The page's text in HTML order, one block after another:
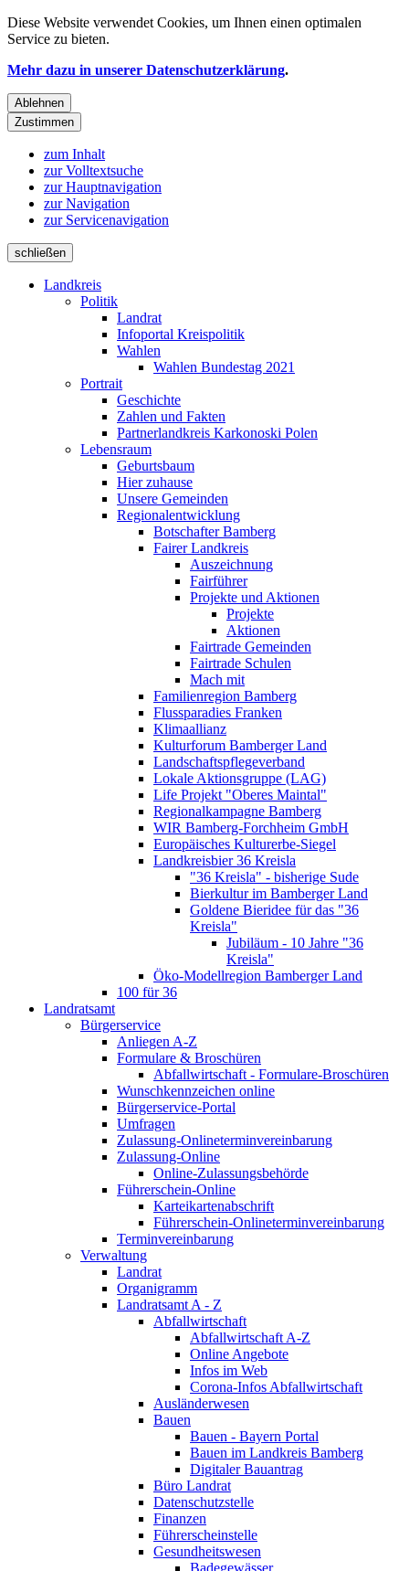
Diese Website verwendet Cookies, um Ihnen einen optimalen
Service zu bieten.
Mehr dazu in unserer Datenschutzerklärung.
Ablehnen
Zustimmen
zum Inhalt
zur Volltextsuche
zur Hauptnavigation
zur Navigation
zur Servicenavigation
schließen
Landkreis
Politik
Landrat
Infoportal Kreispolitik
Wahlen
Wahlen Bundestag 2021
Portrait
Geschichte
Zahlen und Fakten
Partnerlandkreis Karkonoski Polen
Lebensraum
Geburtsbaum
Hier zuhause
Unsere Gemeinden
Regionalentwicklung
Botschafter Bamberg
Fairer Landkreis
Auszeichnung
Fairführer
Projekte und Aktionen
Projekte
Aktionen
Fairtrade Gemeinden
Fairtrade Schulen
Mach mit
Familienregion Bamberg
Flussparadies Franken
Klimaallianz
Kulturforum Bamberger Land
Landschaftspflegeverband
Lokale Aktionsgruppe (LAG)
Life Projekt "Oberes Maintal"
Regionalkampagne Bamberg
WIR Bamberg-Forchheim GmbH
Europäisches Kulturerbe-Siegel
Landkreisbier 36 Kreisla
"36 Kreisla" - bisherige Sude
Bierkultur im Bamberger Land
Goldene Bieridee für das "36
Kreisla"
Jubiläum - 10 Jahre "36
Kreisla"
Öko-Modellregion Bamberger Land
100 für 36
Landratsamt
Bürgerservice
Anliegen A-Z
Formulare & Broschüren
Abfallwirtschaft - Formulare-Broschüren
Wunschkennzeichen online
Bürgerservice-Portal
Umfragen
Zulassung-Onlineterminvereinbarung
Zulassung-Online
Online-Zulassungsbehörde
Führerschein-Online
Karteikartenabschrift
Führerschein-Onlineterminvereinbarung
Terminvereinbarung
Verwaltung
Landrat
Organigramm
Landratsamt A - Z
Abfallwirtschaft
Abfallwirtschaft A-Z
Online Angebote
Infos im Web
Corona-Infos Abfallwirtschaft
Ausländerwesen
Bauen
Bauen - Bayern Portal
Bauen im Landkreis Bamberg
Digitaler Bauantrag
Büro Landrat
Datenschutzstelle
Finanzen
Führerscheinstelle
Gesundheitswesen
Badegewässer